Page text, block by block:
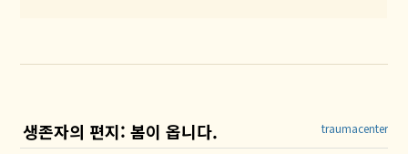
생존자의 편지: 봄이 옵니다. traumacenter